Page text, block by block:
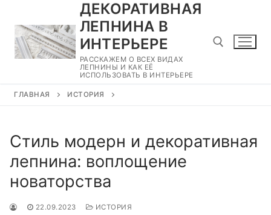
содержимому
ДЕКОРАТИВНАЯ
ЛЕПНИНА В
ИНТЕРЬЕРЕ
РАССКАЖЕМ О ВСЕХ ВИДАХ
ЛЕПНИНЫ И КАК ЕЁ
ИСПОЛЬЗОВАТЬ В ИНТЕРЬЕРЕ
ГЛАВНАЯ ИСТОРИЯ
Стиль модерн и декоративная
лепнина: воплощение
новаторства
22.09.2023 ИСТОРИЯ